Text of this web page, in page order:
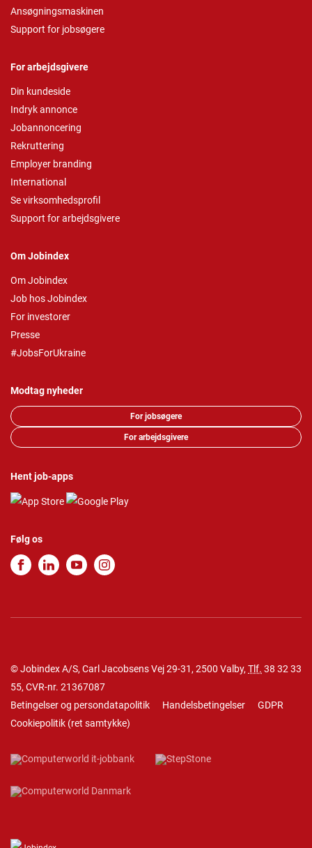
Ansøgningsmaskinen
Support for jobsøgere
For arbejdsgivere
Din kundeside
Indryk annonce
Jobannoncering
Rekruttering
Employer branding
International
Se virksomhedsprofil
Support for arbejdsgivere
Om Jobindex
Om Jobindex
Job hos Jobindex
For investorer
Presse
#JobsForUkraine
Modtag nyheder
For jobsøgere
For arbejdsgivere
Hent job-apps
Følg os
© Jobindex A/S, Carl Jacobsens Vej 29-31, 2500 Valby, Tlf. 38 32 33
55, CVR-nr. 21367087
Betingelser og persondatapolitik
Handelsbetingelser
GDPR
Cookiepolitik (ret samtykke)